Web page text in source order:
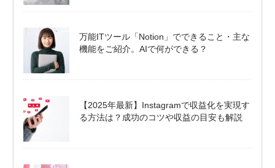
万能ITツール「Notion」でできること・主な
機能をご紹介。AIで何ができる？
【2025年最新】Instagramで収益化を実現す
る方法は？成功のコツや収益の目安も解説